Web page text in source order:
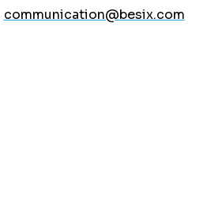
communication@besix.com